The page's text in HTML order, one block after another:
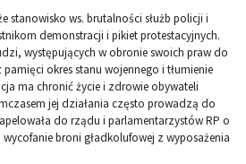
stanowisko ws. brutalności służb policji i
demonstracji i pikiet protestacyjnych.
występujących w obronie swoich praw do
okres stanu wojennego i tłumienie
ma chronić życie i zdrowie obywateli
jej działania często prowadzą do
do rządu i parlamentarzystów RP o
broni gładkolufowej z wyposażenia